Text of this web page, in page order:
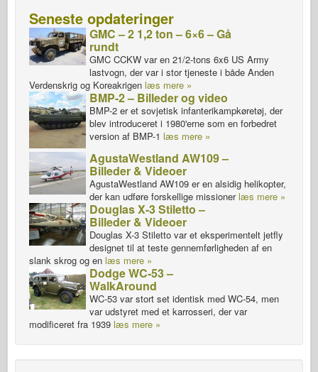
Seneste opdateringer
GMC – 2 1,2 ton – 6×6 – Gå
rundt
GMC CCKW var en 21/2-tons 6x6 US Army
lastvogn, der var i stor tjeneste i både Anden
Verdenskrig og Koreakrigen læs mere »
BMP-2 – Billeder og video
BMP-2 er et sovjetisk infanterikampkøretøj, der
blev introduceret i 1980'erne som en forbedret
version af BMP-1 læs mere »
AgustaWestland AW109 –
Billeder & Videoer
AgustaWestland AW109 er en alsidig helikopter,
der kan udføre forskellige missionerlæs mere »
Douglas X-3 Stiletto –
Billeder & Videoer
Douglas X-3 Stiletto var et eksperimentelt jetfly
designet til at teste gennemførligheden af en
slank skrog og en læs mere »
Dodge WC-53 –
WalkAround
WC-53 var stort set identisk med WC-54, men
var udstyret med et karrosseri, der var
modificeret fra 1939 læs mere »